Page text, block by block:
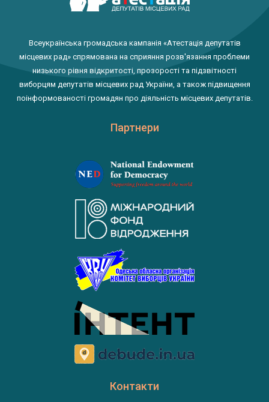
Всеукраїнська громадська кампанія «Атестація депутатів
місцевих рад» спрямована на сприяння розв'язання проблеми
низького рівня відкритості, прозорості та підзвітності
виборцям депутатів місцевих рад України, а також підвищення
поінформованості громадян про діяльність місцевих депутатів.
Партнери
Контакти